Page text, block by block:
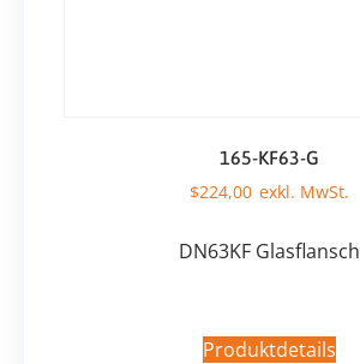
165-KF63-G
$224,00
DN63KF Glasflansch
Produktdetails